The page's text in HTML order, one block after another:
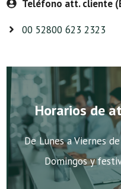
Teléfono att. cliente
00 52800 623 2323
Horarios de
De Lunes a Viernes
Domingos y